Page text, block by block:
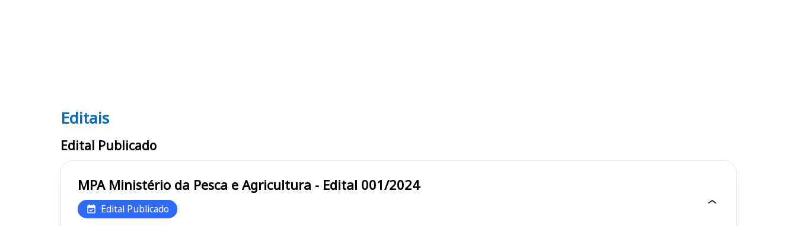
Editais MPA
Editais
Edital Publicado
MPA Ministério da Pesca e Agricultura - Edital 001/2024
Edital Publicado